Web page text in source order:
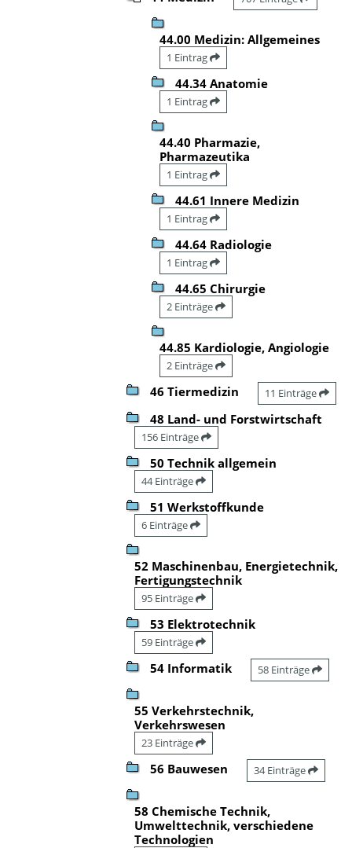
44.00 Medizin: Allgemeines
1 Eintrag
44.34 Anatomie
1 Eintrag
44.40 Pharmazie,
Pharmazeutika
1 Eintrag
44.61 Innere Medizin
1 Eintrag
44.64 Radiologie
1 Eintrag
44.65 Chirurgie
2 Einträge
44.85 Kardiologie, Angiologie
2 Einträge
46 Tiermedizin 11 Einträge
48 Land- und Forstwirtschaft
156 Einträge
50 Technik allgemein
44 Einträge
51 Werkstoffkunde
6 Einträge
52 Maschinenbau, Energietechnik,
Fertigungstechnik
95 Einträge
53 Elektrotechnik
59 Einträge
54 Informatik 58 Einträge
55 Verkehrstechnik,
Verkehrswesen
23 Einträge
56 Bauwesen 34 Einträge
58 Chemische Technik,
Umwelttechnik, verschiedene
Technologien